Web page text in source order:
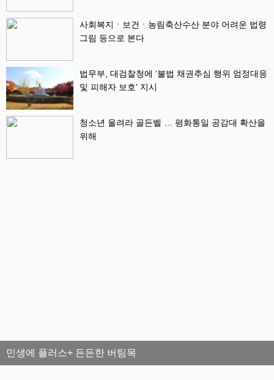
사회복지ㆍ보건ㆍ농림축산수산 분야 어려운 법령
그림 등으로 본다
법무부, 대검찰청에 ‘불법 채권추심 행위 엄정대응
및 피해자 보호’ 지시
청소년 울려라 골든벨 … 평화통일 공감대 확산을
위해
민생에 플러스+ 든든한 버팀목